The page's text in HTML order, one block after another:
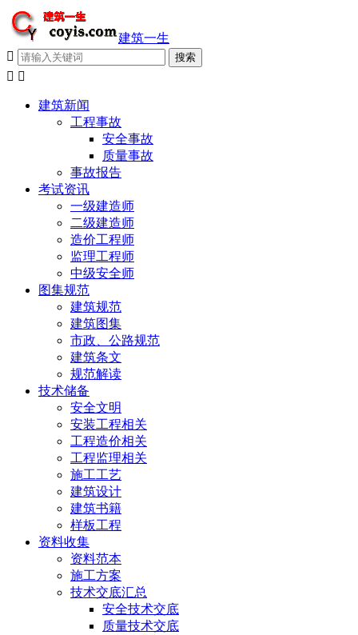
建筑一生

 
建筑新闻
工程事故
安全事故
质量事故
事故报告
考试资讯
一级建造师
二级建造师
造价工程师
监理工程师
中级安全师
图集规范
建筑规范
建筑图集
市政、公路规范
建筑条文
规范解读
技术储备
安全文明
安装工程相关
工程造价相关
工程监理相关
施工工艺
建筑设计
建筑书籍
样板工程
资料收集
资料范本
施工方案
技术交底汇总
安全技术交底
质量技术交底